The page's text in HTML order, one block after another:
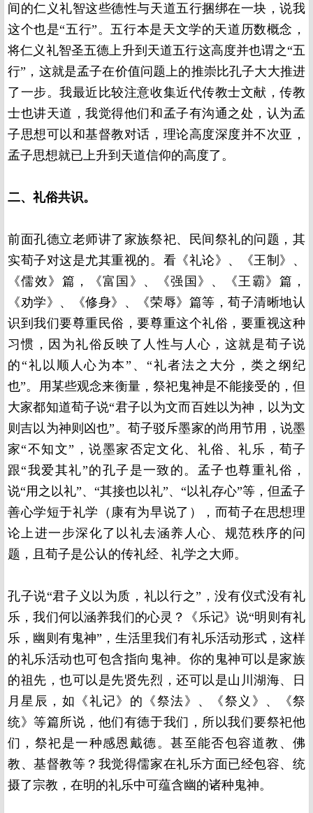
间的仁义礼智这些德性与天道五行捆绑在一块，说我
这个也是“五行”。五行本是天文学的天道历数概念，
将仁义礼智圣五德上升到天道五行这高度并也谓之“五
行”，这就是孟子在价值问题上的推崇比孔子大大推进
了一步。我最近比较注意收集近代传教士文献，传教
士也讲天道，我觉得他们和孟子有沟通之处，认为孟
子思想可以和基督教对话，理论高度深度并不次亚，
孟子思想就已上升到天道信仰的高度了。
二、礼俗共识。
前面孔德立老师讲了家族祭祀、民间祭礼的问题，其
实荀子对这是尤其重视的。看《礼论》、《王制》、
《儒效》篇，《富国》、《强国》、《王霸》篇，
《劝学》、《修身》、《荣辱》篇等，荀子清晰地认
识到我们要尊重民俗，要尊重这个礼俗，要重视这种
习惯，因为礼俗反映了人性与人心，这就是荀子说
的“礼以顺人心为本”、“礼者法之大分，类之纲纪
也”。用某些观念来衡量，祭祀鬼神是不能接受的，但
大家都知道荀子说“君子以为文而百姓以为神，以为文
则吉以为神则凶也”。荀子驳斥墨家的尚用节用，说墨
家“不知文”，说墨家否定文化、礼俗、礼乐，荀子
跟“我爱其礼”的孔子是一致的。孟子也尊重礼俗，
说“用之以礼”、“其接也以礼”、“以礼存心”等，但孟子
善心学短于礼学（康有为早说了），而荀子在思想理
论上进一步深化了以礼去涵养人心、规范秩序的问
题，且荀子是公认的传礼经、礼学之大师。
孔子说“君子义以为质，礼以行之”，没有仪式没有礼
乐，我们何以涵养我们的心灵？《乐记》说“明则有礼
乐，幽则有鬼神”，生活里我们有礼乐活动形式，这样
的礼乐活动也可包含指向鬼神。你的鬼神可以是家族
的祖先，也可以是先贤先烈，还可以是山川湖海、日
月星辰，如《礼记》的《祭法》、《祭义》、《祭
统》等篇所说，他们有德于我们，所以我们要祭祀他
们，祭祀是一种感恩戴德。甚至能否包容道教、佛
教、基督教等？我觉得儒家在礼乐方面已经包容、统
摄了宗教，在明的礼乐中可蕴含幽的诸种鬼神。